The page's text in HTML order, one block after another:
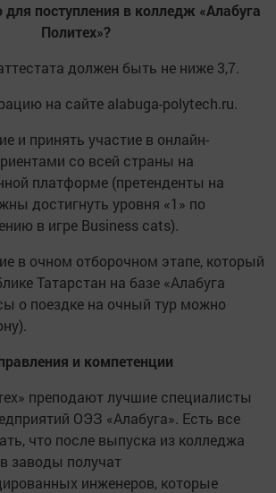
поступления в колледж «Алабуга
Политех»?
должен быть не ниже 3,7.
на сайте alabuga-polytech.ru.
и принять участие в онлайн-
со всей страны на
платформе (претенденты на
достигнуть уровня «1» по
в игре Business cats).
в очном отборочном этапе, который
Татарстан на базе «Алабуга
о поездке на очный тур можно
и компетенции
преподают лучшие специалисты
ОЭЗ «Алабуга». Есть все
что после выпуска из колледжа
заводы получат
инженеров, которые